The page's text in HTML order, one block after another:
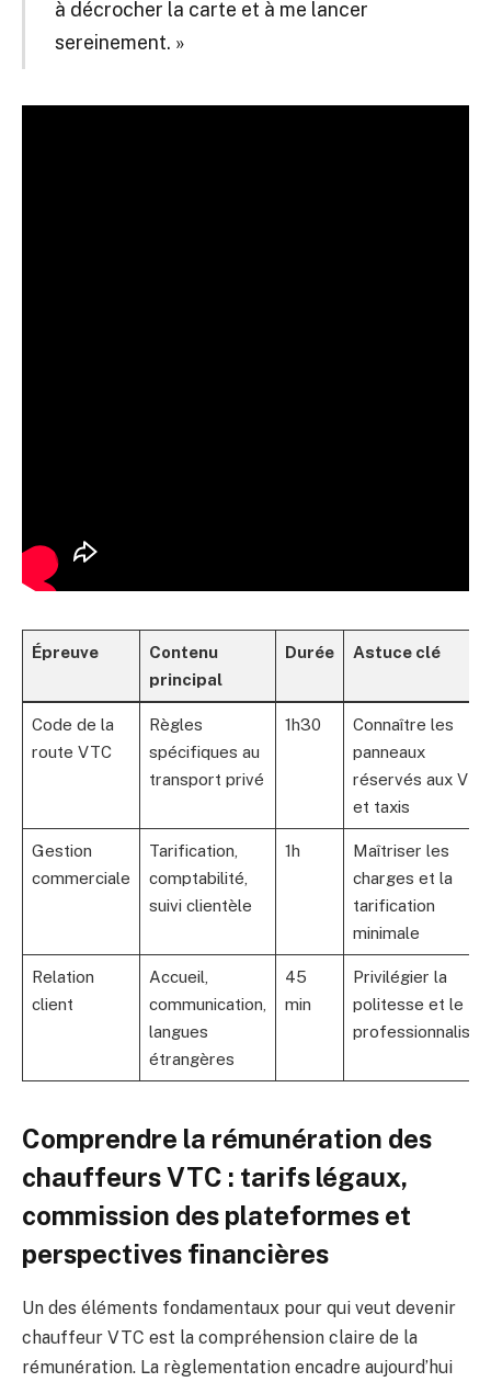
à décrocher la carte et à me lancer
sereinement. »
Épreuve
Contenu
principal
Durée Astuce clé
Code de la
route VTC
Règles
spécifiques au
transport privé
1h30
Connaître les
panneaux
réservés aux VTC
et taxis
Gestion
commerciale
Tarification,
comptabilité,
suivi clientèle
1h
Maîtriser les
charges et la
tarification
minimale
Relation
client
Accueil,
communication,
langues
étrangères
45
min
Privilégier la
politesse et le
Comprendre la rémunération des
chauffeurs VTC : tarifs légaux,
commission des plateformes et
perspectives financières
Un des éléments fondamentaux pour qui veut devenir
chauffeur VTC est la compréhension claire de la
rémunération. La règlementation encadre aujourd’hui